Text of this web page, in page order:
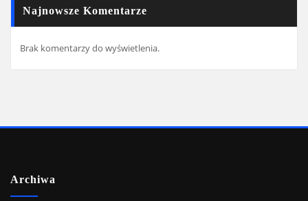
Najnowsze Komentarze
Brak komentarzy do wyświetlenia.
Archiwa